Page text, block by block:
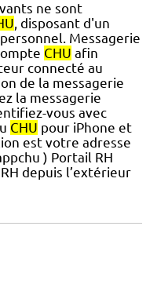
ne sont
, disposant d'un
Messagerie
CHU afin
connecté au
de la messagerie
la messagerie
vous avec
CHU pour iPhone et
est votre adresse
) Portail RH
depuis l’extérieur